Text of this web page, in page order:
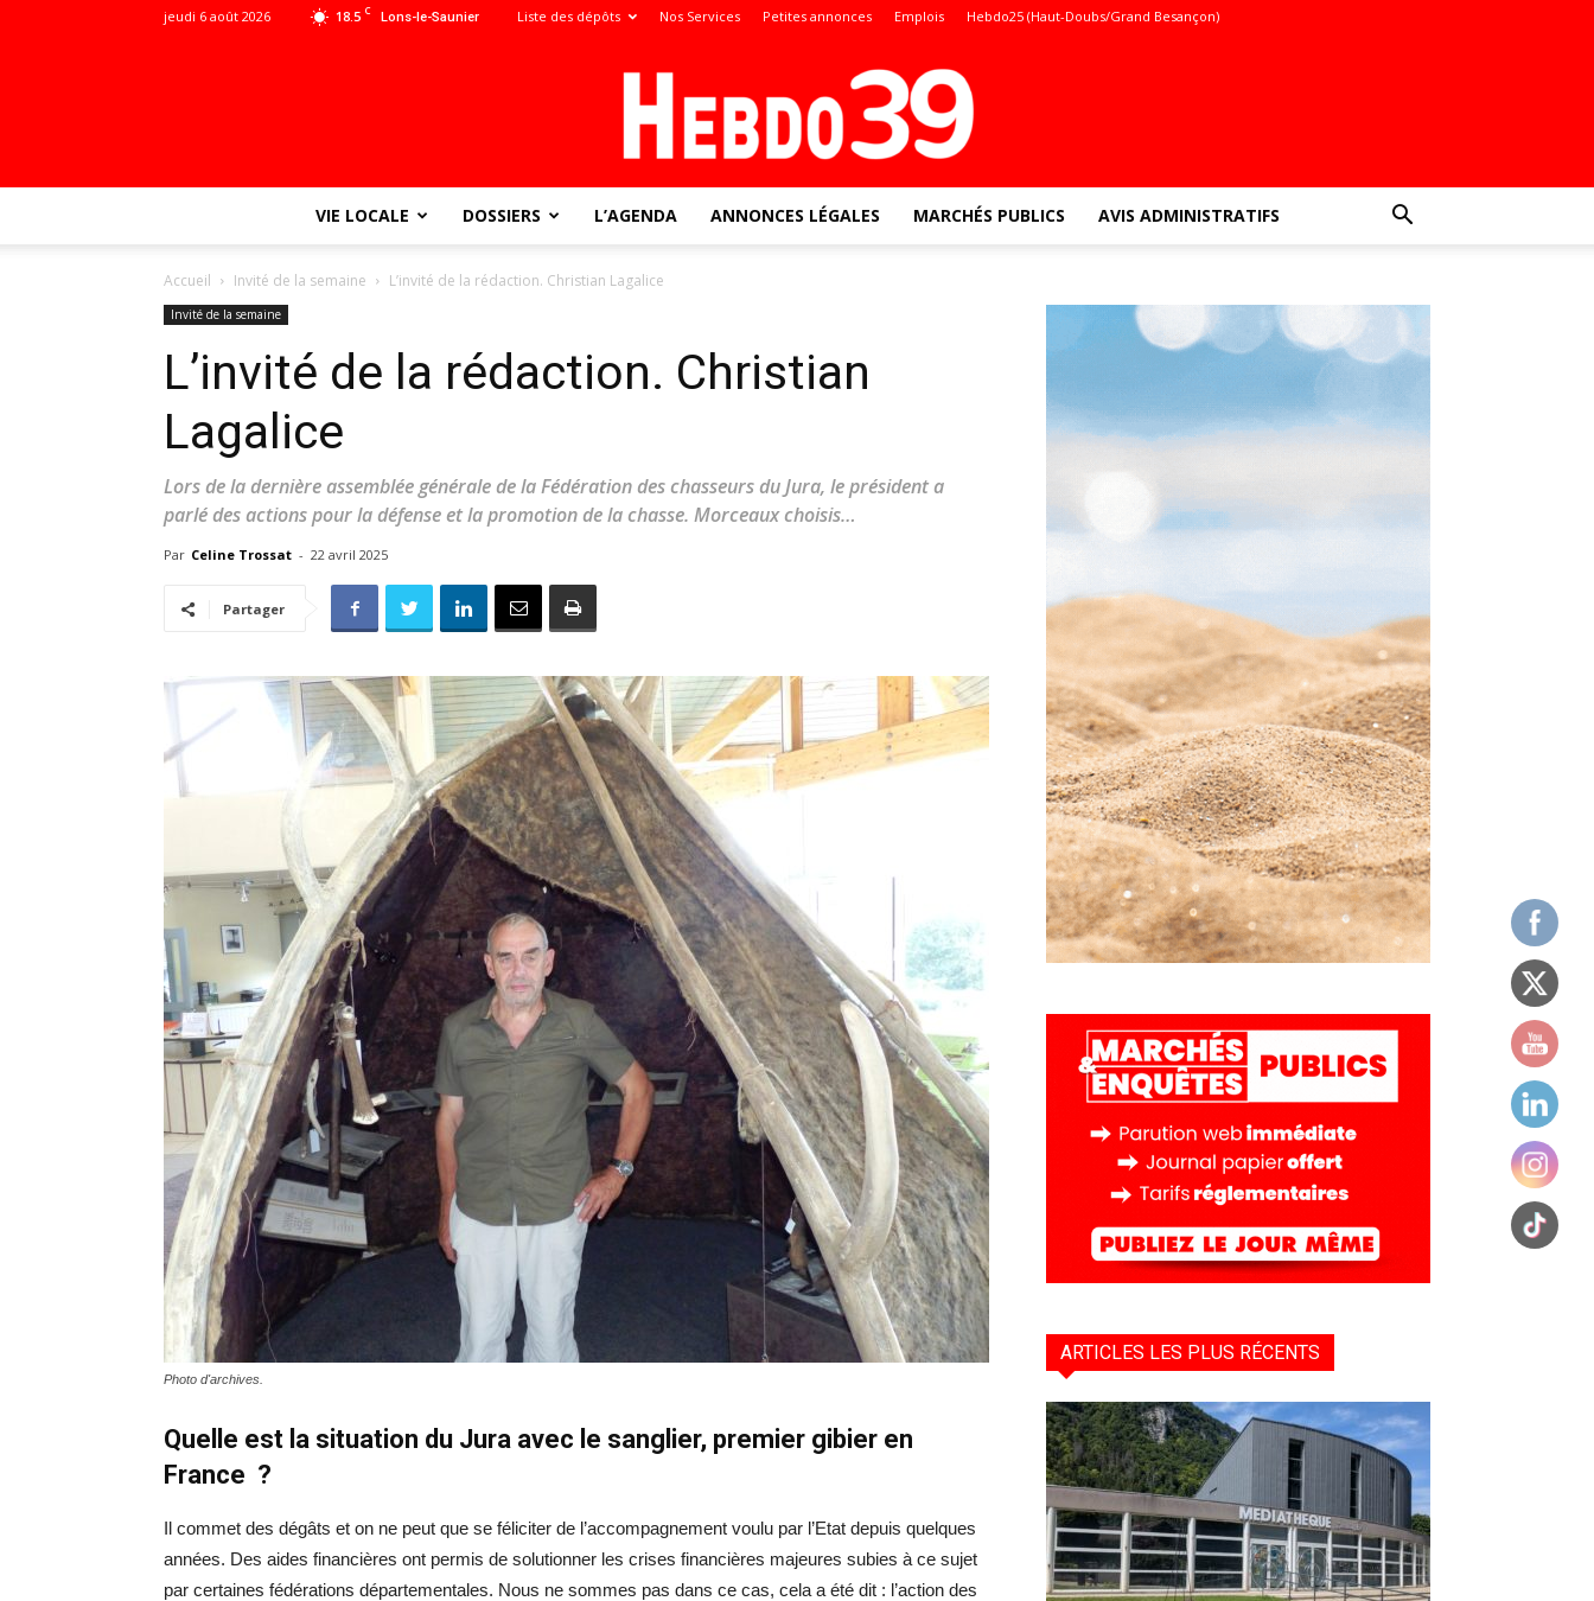
18.5 C Lons-le-Saunier
jeudi 6 août 2026 Liste des dépôts Nos Services Petites annonces Emplois Hebdo25 (Haut-Doubs/Grand Besançon)
–
Hebdo39
VIE LOCALE DOSSIERS L’AGENDA ANNONCES LÉGALES MARCHÉS PUBLICS AVIS ADMINISTRATIFS
Accueil Invité de la semaine L’invité de la rédaction. Christian Lagalice
Invité de la semaine
L’invité de la rédaction. Christian
Lagalice
Lors de la dernière assemblée générale de la Fédération des chasseurs du Jura, le président a
parlé des actions pour la défense et la promotion de la chasse. Morceaux choisis…
Par Celine Trossat - 22 avril 2025
Partager
Photo d'archives.
Quelle est la situation du Jura avec le sanglier, premier gibier en
France ?
Il commet des dégâts et on ne peut que se féliciter de l’accompagnement voulu par l’Etat depuis quelques
années. Des aides financières ont permis de solutionner les crises financières majeures subies à ce sujet
par certaines fédérations départementales. Nous ne sommes pas dans ce cas, cela a été dit : l’action des
ARTICLES LES PLUS RÉCENTS